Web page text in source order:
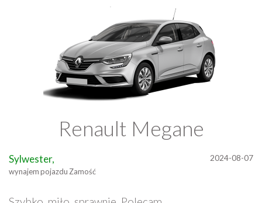
Renault Megane
2024-08-07
Sylwester,
wynajem pojazdu Zamość